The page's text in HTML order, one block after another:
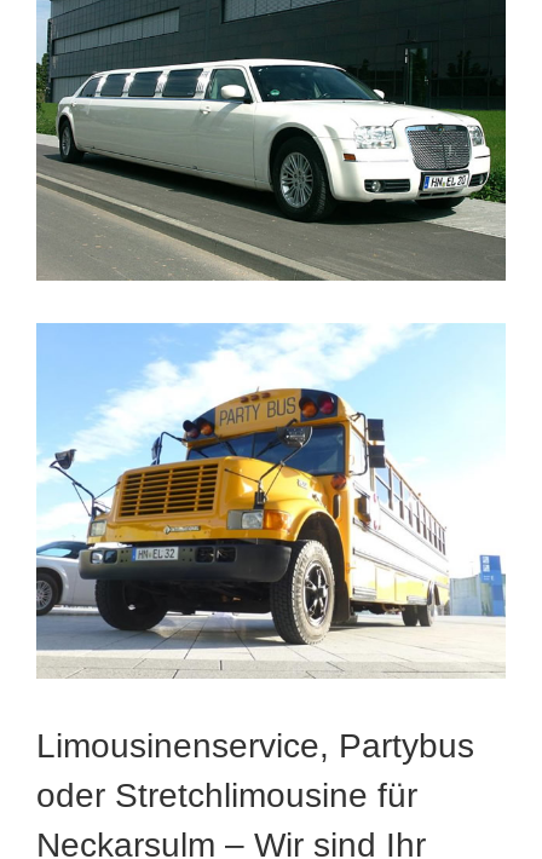
Limousinenservice, Partybus
oder Stretchlimousine für
Neckarsulm – Wir sind Ihr